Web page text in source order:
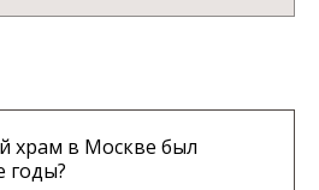
храм в Москве был
годы?